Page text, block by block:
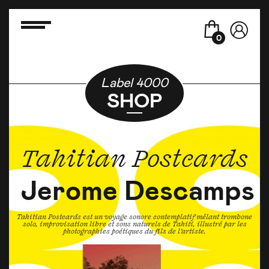
0
Label 4000
SHOP
Tahitian Postcards
Jerome Descamps
Tahitian Postcards est un voyage sonore contemplatif mêlant trombone
solo, improvisation libre et sons naturels de Tahiti, illustré par les
photographies poétiques du fils de l’artiste.